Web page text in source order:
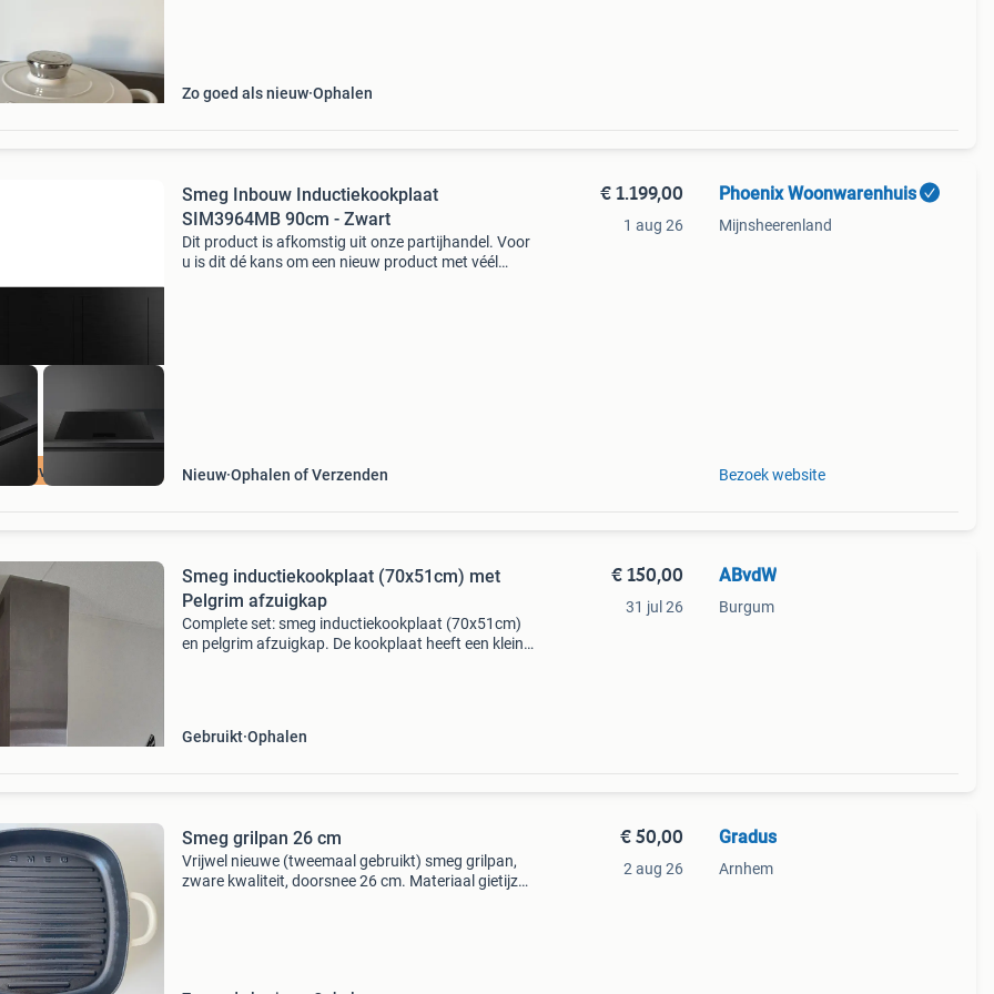
Zo goed als nieuw Ophalen
uitverkocht
Smeg Inbouw Inductiekookplaat
SIM3964MB 90cm - Zwart
Dit product is afkomstig uit onze partijhandel. Voor
u is dit dé kans om een nieuw product met véél
Nieuw Ophalen of Verzenden
€ 1.199,00
1 aug 26
Phoenix Woonwarenhuis
Mijnsheerenland
Bezoek website
Smeg inductiekookplaat (70x51cm) met
Pelgrim afzuigkap
Complete set: smeg inductiekookplaat (70x51cm)
en pelgrim afzuigkap. De kookplaat heeft een kleine
Gebruikt Ophalen
€ 150,00
31 jul 26
ABvdW
Burgum
Smeg grilpan 26 cm
Vrijwel nieuwe (tweemaal gebruikt) smeg grilpan,
zware kwaliteit, doorsnee 26 cm. Materiaal gietijzer,
€ 50,00
2 aug 26
Gradus
Arnhem